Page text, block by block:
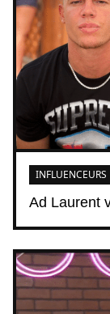
Ad Laurent
INFLUENCEURS